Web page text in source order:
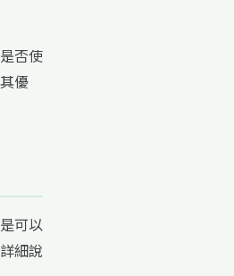
否使
優
可以
細說